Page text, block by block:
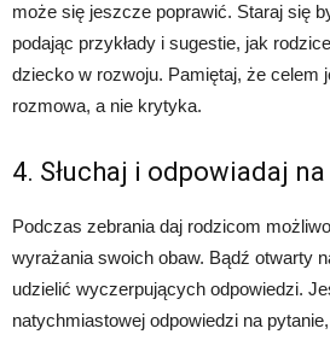
może się jeszcze poprawić. Staraj się
podając przykłady i sugestie, jak
dziecko w rozwoju. Pamiętaj, że celem
rozmowa, a nie krytyka.
4. Słuchaj i odpowiadaj
Podczas zebrania daj rodzicom
wyrażania swoich obaw. Bądź otwarty
udzielić wyczerpujących odpowiedzi.
natychmiastowej odpowiedzi na